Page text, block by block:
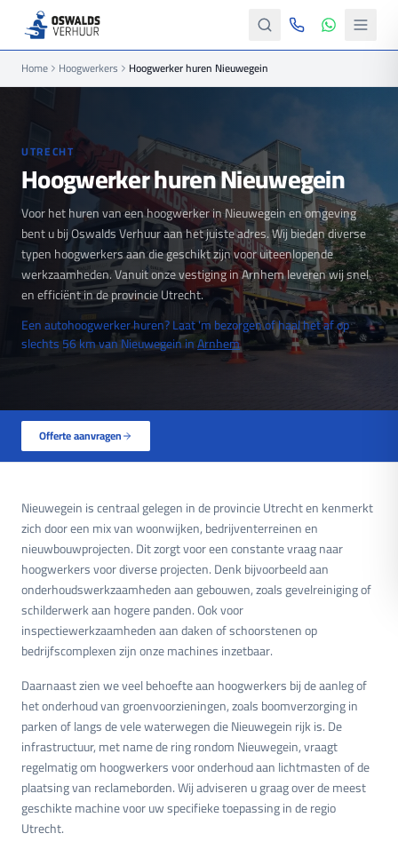
Home Hoogwerkers Hoogwerker huren Nieuwegein
UTRECHT
Hoogwerker huren Nieuwegein
Voor het huren van een hoogwerker in Nieuwegein en omgeving
bent u bij Oswalds Verhuur aan het juiste adres. Wij bieden diverse
typen hoogwerkers aan die geschikt zijn voor uiteenlopende
werkzaamheden. Vanuit onze vestiging in Arnhem leveren wij snel
en efficiënt in de provincie Utrecht.
Een autohoogwerker huren? Laat 'm bezorgen of haal het af op
slechts 56 km van Nieuwegein inArnhem
Offerte aanvragen
Nieuwegein is centraal gelegen in de provincie Utrecht en kenmerkt
zich door een mix van woonwijken, bedrijventerreinen en
nieuwbouwprojecten. Dit zorgt voor een constante vraag naar
hoogwerkers voor diverse projecten. Denk bijvoorbeeld aan
onderhoudswerkzaamheden aan gebouwen, zoals gevelreiniging of
schilderwerk aan hogere panden. Ook voor
inspectiewerkzaamheden aan daken of schoorstenen op
bedrijfscomplexen zijn onze machines inzetbaar.
Daarnaast zien we veel behoefte aan hoogwerkers bij de aanleg of
het onderhoud van groenvoorzieningen, zoals boomverzorging in
parken of langs de vele waterwegen die Nieuwegein rijk is. De
infrastructuur, met name de ring rondom Nieuwegein, vraagt
regelmatig om hoogwerkers voor onderhoud aan lichtmasten of de
plaatsing van reclameborden. Wij adviseren u graag over de meest
geschikte machine voor uw specifieke toepassing in de regio
Utrecht.